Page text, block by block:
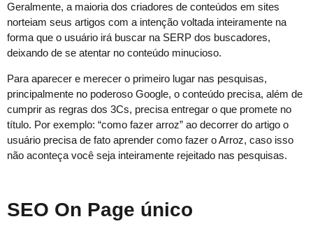
Geralmente, a maioria dos criadores de conteúdos em sites
norteiam seus artigos com a intenção voltada inteiramente na
forma que o usuário irá buscar na SERP dos buscadores,
deixando de se atentar no conteúdo minucioso.
Para aparecer e merecer o primeiro lugar nas pesquisas,
principalmente no poderoso Google, o conteúdo precisa, além de
cumprir as regras dos 3Cs, precisa entregar o que promete no
título. Por exemplo: “como fazer arroz” ao decorrer do artigo o
usuário precisa de fato aprender como fazer o Arroz, caso isso
não aconteça você seja inteiramente rejeitado nas pesquisas.
SEO On Page único